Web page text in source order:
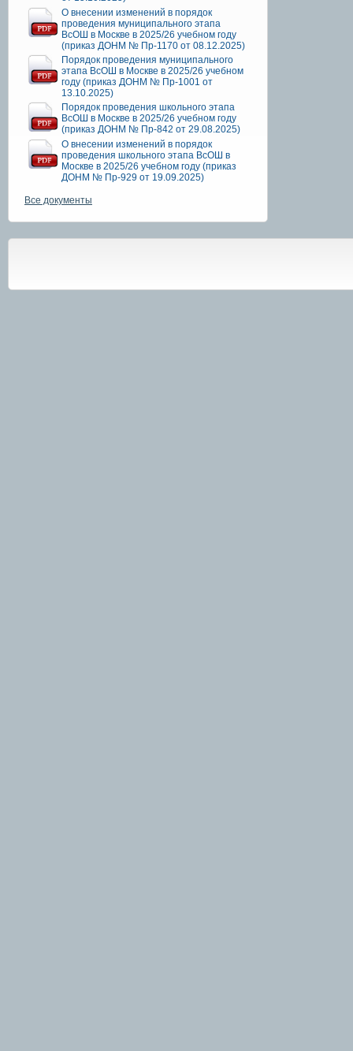
О внесении изменений в порядок
проведения муниципального этапа
ВсОШ в Москве в 2025/26 учебном году
(приказ ДОНМ № Пр-1170 от 08.12.2025)
Порядок проведения муниципального
этапа ВсОШ в Москве в 2025/26 учебном
году (приказ ДОНМ № Пр-1001 от
13.10.2025)
Порядок проведения школьного этапа
ВсОШ в Москве в 2025/26 учебном году
(приказ ДОНМ № Пр-842 от 29.08.2025)
О внесении изменений в порядок
проведения школьного этапа ВсОШ в
Москве в 2025/26 учебном году (приказ
ДОНМ № Пр-929 от 19.09.2025)
Все документы